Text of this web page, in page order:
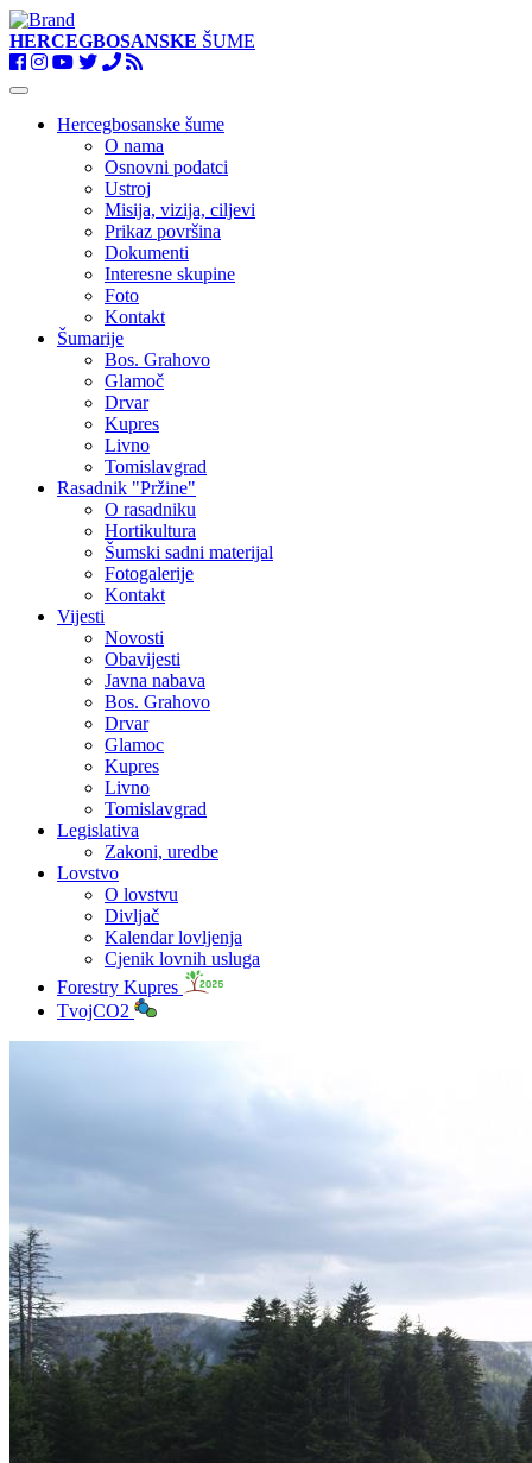
HERCEGBOSANSKE ŠUME
Toggle
navigationHercegbosanske šume
O nama
Osnovni podatci
Ustroj
Misija, vizija, ciljevi
Prikaz površina
Dokumenti
Interesne skupine
Foto
Kontakt
Šumarije
Bos. Grahovo
Glamoč
Drvar
Kupres
Livno
Tomislavgrad
Rasadnik "Pržine"
O rasadniku
Hortikultura
Šumski sadni materijal
Fotogalerije
Kontakt
Vijesti
Novosti
Obavijesti
Javna nabava
Bos. Grahovo
Drvar
Glamoc
Kupres
Livno
Tomislavgrad
Legislativa
Zakoni, uredbe
Lovstvo
O lovstvu
Divljač
Kalendar lovljenja
Cjenik lovnih usluga
Forestry Kupres
TvojCO2